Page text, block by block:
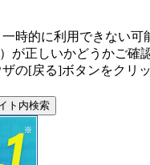
時的に利用できない可
が正しいかどうかご確
の[戻る]ボタンをクリ